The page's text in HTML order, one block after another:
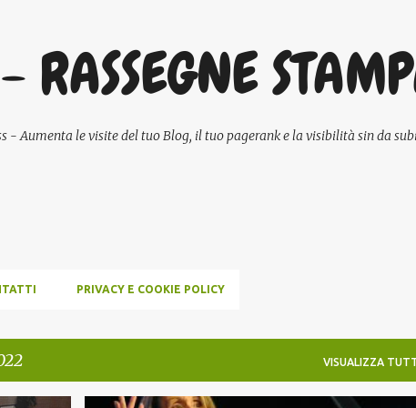
RASSEGNE
- Aumenta le visite del tuo Blog, il tuo pagerank e la visibilità sin da
PRIVACY E COOKIE POLICY
VISUALIZZA